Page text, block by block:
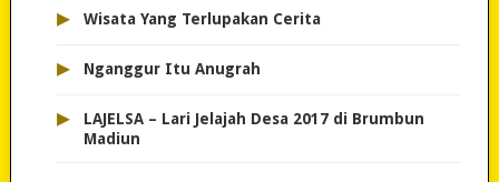
▸ Wisata Yang Terlupakan Cerita
▸ Nganggur Itu Anugrah
▸
LAJELSA – Lari Jelajah Desa 2017 di Brumbun
Madiun